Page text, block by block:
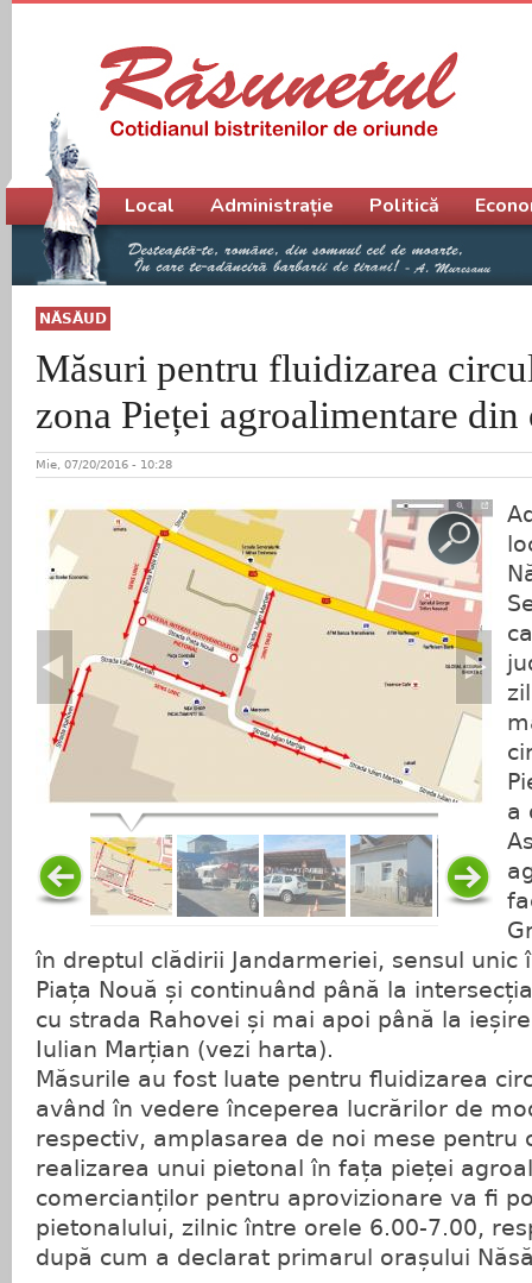
NĂSĂUD
Măsuri pentru fluidizarea
zona Pieței agroalimentare din
Mie, 07/20/2016 - 10:28
a
în dreptul clădirii Jandarmeriei, sensul unic
Piața Nouă și continuând până la
cu strada Rahovei și mai apoi până la
Iulian Marțian (vezi harta).
Măsurile au fost luate pentru fluidizarea
având în vedere începerea lucrărilor de
respectiv, amplasarea de noi mese pentru
realizarea unui pietonal în fața pieței
comercianților pentru aprovizionare va fi
pietonalului, zilnic între orele 6.00-7.00,
după cum a declarat primarul orașului
Meniu principal
Local Administrație Politică